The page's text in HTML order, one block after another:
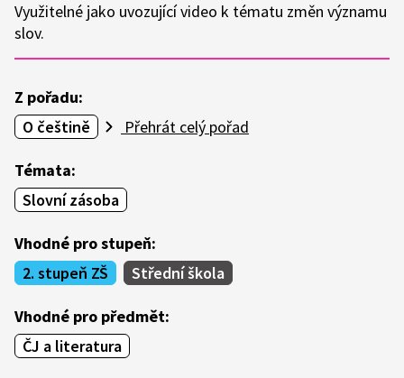
Využitelné jako uvozující video k tématu změn významu
slov.
Z pořadu:
O češtině
Přehrát celý pořad
Témata:
Slovní zásoba
Vhodné pro stupeň:
2. stupeň ZŠ
Střední škola
Vhodné pro předmět:
ČJ a literatura